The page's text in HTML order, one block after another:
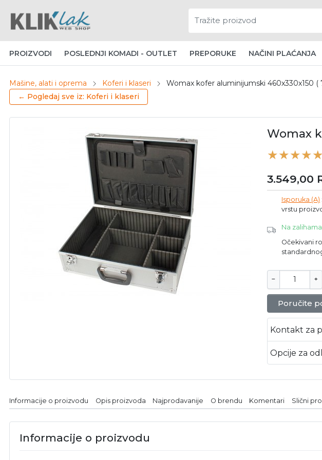
PROIZVODI POSLEDNJI KOMADI - OUTLET PREPORUKE NAČINI PLAĆANJA
Mašine, alati i oprema Koferi i klaseri
Womax kofer aluminijumski 460x330x150 (
← Pogledaj sve iz: Koferi i klaseri
Womax
3.549,00
Isporuka (A)
vrstu
Na zalihama
Očekivani
− +
Poručite
Kontakt za
Opcije za
Informacije o proizvodu Opis proizvoda Najprodavanije O brendu Komentari Slični
Informacije o proizvodu